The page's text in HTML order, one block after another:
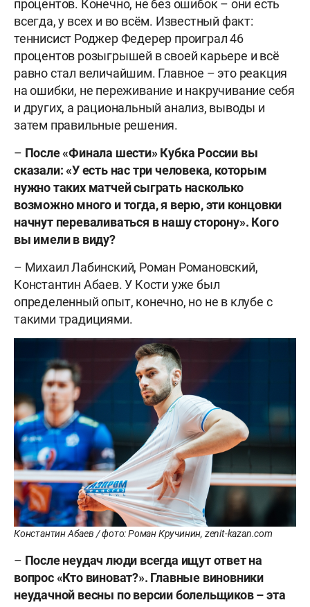
процентов. Конечно, не без ошибок – они есть
всегда, у всех и во всём. Известный факт:
теннисист Роджер Федерер проиграл 46
процентов розыгрышей в своей карьере и всё
равно стал величайшим. Главное – это реакция
на ошибки, не переживание и накручивание себя
и других, а рациональный анализ, выводы и
затем правильные решения.
– После «Финала шести» Кубка России вы
сказали: «У есть нас три человека, которым
нужно таких матчей сыграть насколько
возможно много и тогда, я верю, эти концовки
начнут переваливаться в нашу сторону». Кого
вы имели в виду?
– Михаил Лабинский, Роман Романовский,
Константин Абаев. У Кости уже был
определенный опыт, конечно, но не в клубе с
такими традициями.
Константин Абаев / фото: Роман Кручинин, zenit-kazan.com
– После неудач люди всегда ищут ответ на
вопрос «Кто виноват?». Главные виновники
неудачной весны по версии болельщиков – эта